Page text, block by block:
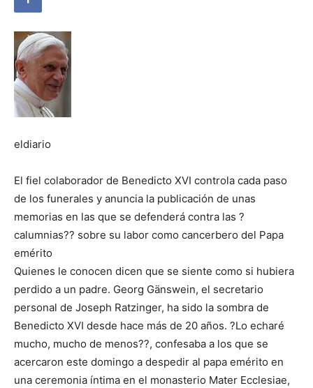
eldiario
El fiel colaborador de Benedicto XVI controla cada paso
de los funerales y anuncia la publicación de unas
memorias en las que se defenderá contra las ?
calumnias?? sobre su labor como cancerbero del Papa
emérito
Quienes le conocen dicen que se siente como si hubiera
perdido a un padre. Georg Gänswein, el secretario
personal de Joseph Ratzinger, ha sido la sombra de
Benedicto XVI desde hace más de 20 años. ?Lo echaré
mucho, mucho de menos??, confesaba a los que se
acercaron este domingo a despedir al papa emérito en
una ceremonia íntima en el monasterio Mater Ecclesiae,